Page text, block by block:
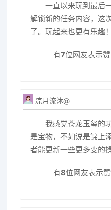
一直以来玩到最后
解锁新的任务内容，这
了。玩起来也更有乐趣！
有7位网友表示赞
凉月流沐@
我感觉苍龙玉玺的
是宝物，不如说是锦上
者能更新一些更多变的
有8位网友表示赞